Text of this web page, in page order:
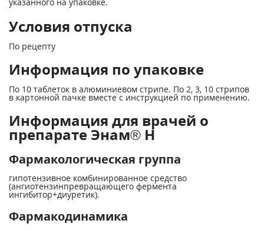
Условия отпуска
По рецепту
Информация по упаковке
По 10 таблеток в алюминиевом стрипе. По 2, 3, 10 стрипов
в картонной пачке вместе с инструкцией по применению.
Информация для врачей о
препарате Энам® Н
Фармакологическая группа
гипотензивное комбинированное средство
(ангиотензинпревращающего фермента
ингибитор+диуретик).
Фармакодинамика